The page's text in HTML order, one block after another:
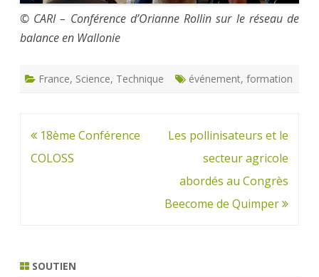
© CARI – Conférence d’Orianne Rollin sur le réseau de
balance en Wallonie
France, Science, Technique événement, formation
Navigation
de
18ème Conférence
COLOSS
Les pollinisateurs et le
secteur agricole
abordés au Congrès
Beecome de Quimper
SOUTIEN